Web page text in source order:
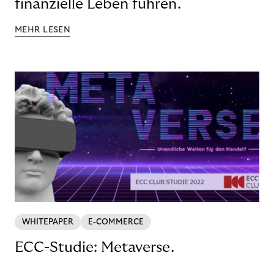
finanzielle Leben führen.
MEHR LESEN
WHITEPAPER E-COMMERCE
ECC-Studie: Metaverse.